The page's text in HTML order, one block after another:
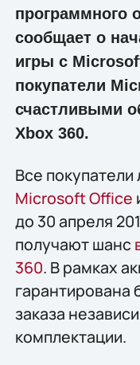
программного
сообщает о
игры с
покупатели
счастливыми
Xbox 360.
Все
Microsoft Office
до 30 апреля
получают шанс
360. В рамках
гарантирована
заказа
комплектации.